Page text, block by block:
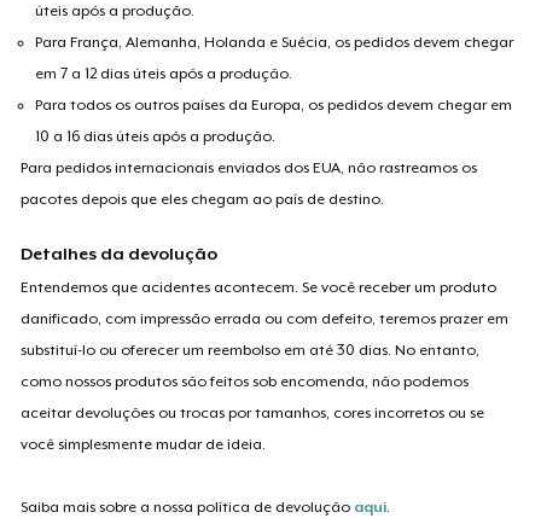
úteis após a produção.
Para França, Alemanha, Holanda e Suécia, os pedidos devem chegar
em 7 a 12 dias úteis após a produção.
Para todos os outros países da Europa, os pedidos devem chegar em
10 a 16 dias úteis após a produção.
Para pedidos internacionais enviados dos EUA, não rastreamos os
pacotes depois que eles chegam ao país de destino.
Detalhes da devolução
Entendemos que acidentes acontecem. Se você receber um produto
danificado, com impressão errada ou com defeito, teremos prazer em
substituí-lo ou oferecer um reembolso em até 30 dias. No entanto,
como nossos produtos são feitos sob encomenda, não podemos
aceitar devoluções ou trocas por tamanhos, cores incorretos ou se
você simplesmente mudar de ideia.
Saiba mais sobre a nossa política de devolução aqui